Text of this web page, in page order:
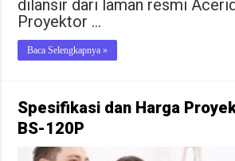
dilansir dari laman resmi
Proyektor …
Baca Selengkapnya »
Spesifikasi dan Harga
BS-120P